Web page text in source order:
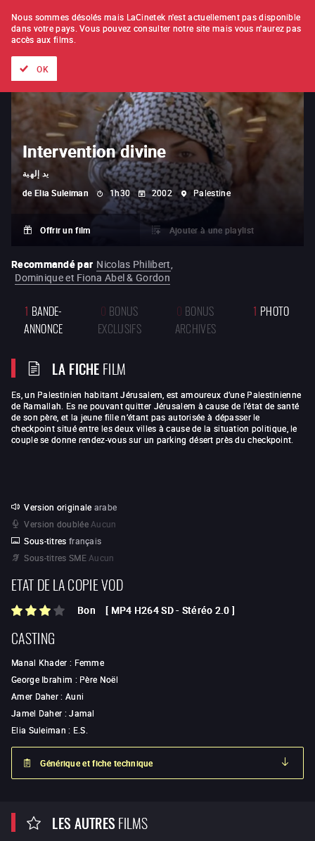
À L'UNITÉ ABONNEMENT
Intervention divine
يد إلهية
de Elia Suleiman 1h30 2002 Palestine
Offrir un film Ajouter à une playlist
Recommandé par Nicolas Philibert,
Dominique et Fiona Abel & Gordon
1 BANDE-
ANNONCE
0 BONUS
EXCLUSIFS
0 BONUS
ARCHIVES
1 PHOTO
LA FICHEFILM
Es, un Palestinien habitant Jérusalem, est amoureux d’une Palestinienne
de Ramallah. Es ne pouvant quitter Jérusalem à cause de l’état de santé
de son père, et la jeune fille n’étant pas autorisée à dépasser le
checkpoint situé entre les deux villes à cause de la situation politique, le
couple se donne rendez-vous sur un parking désert près du checkpoint.
Version originale arabe
Version doublée Aucun
Sous-titres français
Sous-titres SME Aucun
ETAT DE LA COPIE VOD
Bon [ MP4 H264 SD- Stéréo 2.0 ]
CASTING
Manal Khader : Femme
George Ibrahim : Père Noël
Amer Daher: Auni
Jamel Daher :Jamal
Elia Suleiman : E.S.
Générique et fiche technique
LES AUTRESFILMS
Nous sommes désolés mais LaCinetek n'est actuellement pas disponible
dans votre pays. Vous pouvez consulter notre site mais vous n'aurez pas
accès aux films.
OK